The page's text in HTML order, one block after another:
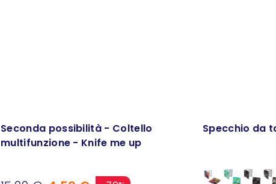
Seconda possibilità - Coltello
multifunzione - Knife me up
Specchio da